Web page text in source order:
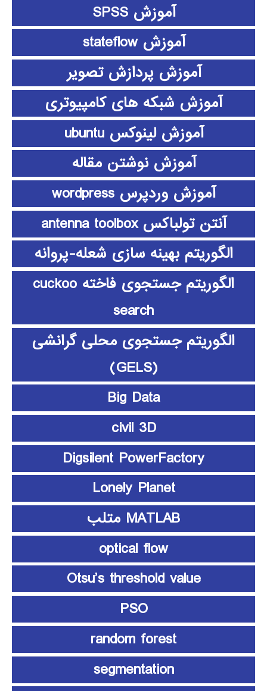
آموزش SPSS
آموزش stateflow
آموزش پردازش تصویر
آموزش شبکه های کامپیوتری
آموزش لینوکس ubuntu
آموزش نوشتن مقاله
آموزش وردپرس wordpress
آنتن تولباکس antenna toolbox
الگوریتم بهینه سازی شعله-پروانه
الگوریتم جستجوی فاخته cuckoo
search
الگوریتم جستجوی محلی گرانشی
(GELS)
Big Data
civil 3D
Digsilent PowerFactory
Lonely Planet
MATLAB متلب
optical flow
Otsu’s threshold value
PSO
random forest
segmentation